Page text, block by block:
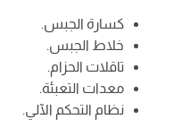
كسارة الجبس.
خلاط الجبس.
تاقلات الحزام.
معدات التعبئة.
نظام التحكم الآلي.